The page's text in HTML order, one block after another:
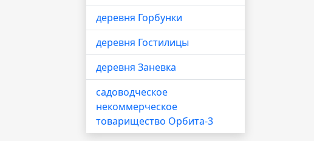
деревня Горбунки
деревня Гостилицы
деревня Заневка
садоводческое
некоммерческое
товарищество Орбита-3